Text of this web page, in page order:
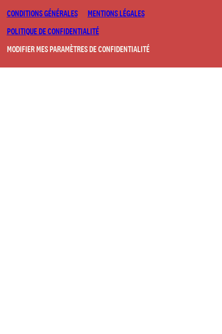
CONDITIONS GÉNÉRALES
MENTIONS LÉGALES
POLITIQUE DE CONFIDENTIALITÉ
MODIFIER MES PARAMÈTRES DE CONFIDENTIALITÉ